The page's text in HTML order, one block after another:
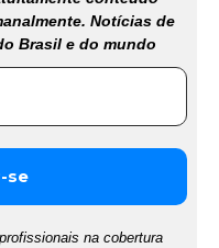
Notícias de
Brasil e do mundo
na cobertura